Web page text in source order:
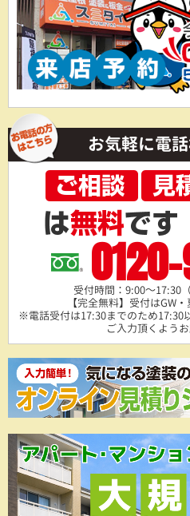
お気軽に電
受付時間：9:00～17:30
【完全無料】受付はGW
※電話受付は17:30までのため17:30
ご入力頂くよう